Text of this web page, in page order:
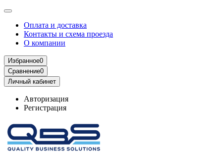
Оплата и доставка
Контакты и схема проезда
О компании
Избранное0
Сравнение0
Личный кабинет
Авторизация
Регистрация